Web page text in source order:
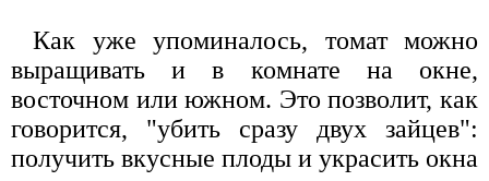
Как уже упоминалось, томат можно
выращивать и в комнате на окне,
восточном или южном. Это позволит, как
говорится, "убить сразу двух зайцев":
получить вкусные плоды и украсить окна